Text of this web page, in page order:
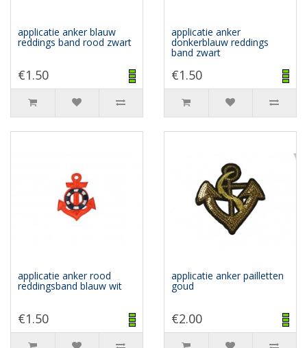
applicatie anker blauw
reddings band rood zwart
€1.50
applicatie anker
donkerblauw reddings
band zwart
€1.50
applicatie anker rood
reddingsband blauw wit
€1.50
applicatie anker pailletten
goud
€2.00